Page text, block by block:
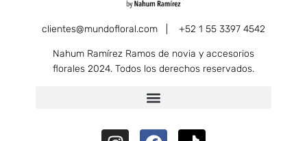
clientes@mundofloral.com | +52 1 55 3397 4542
Nahum Ramírez Ramos de novia y accesorios
florales 2024. Todos los derechos reservados.